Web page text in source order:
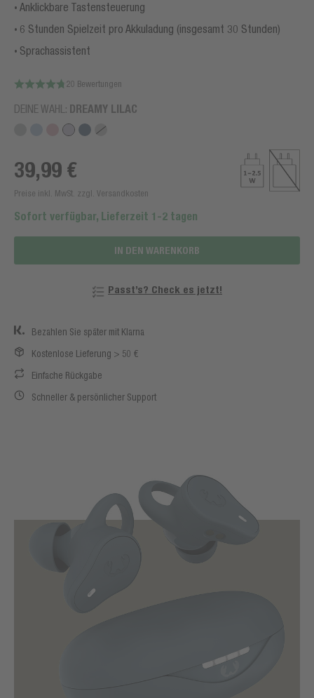
Anklickbare Tastensteuerung
6 Stunden Spielzeit pro Akkuladung (insgesamt 30 Stunden)
Sprachassistent
20 Bewertungen
DEINE WAHL: DREAMY LILAC
39,99 €
Preise inkl. MwSt. zzgl. Versandkosten
Sofort verfügbar, Lieferzeit 1-2 tagen
IN DEN WARENKORB
Passt’s? Check es jetzt!
Bezahlen Sie später mit Klarna
Kostenlose Lieferung > 50 €
Einfache Rückgabe
Schneller & persönlicher Support